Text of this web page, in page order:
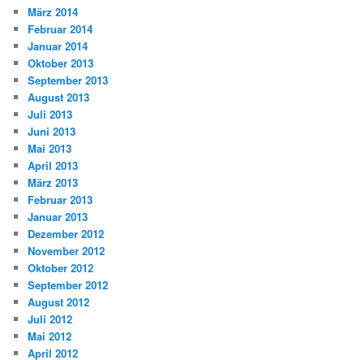
März 2014
Februar 2014
Januar 2014
Oktober 2013
September 2013
August 2013
Juli 2013
Juni 2013
Mai 2013
April 2013
März 2013
Februar 2013
Januar 2013
Dezember 2012
November 2012
Oktober 2012
September 2012
August 2012
Juli 2012
Mai 2012
April 2012